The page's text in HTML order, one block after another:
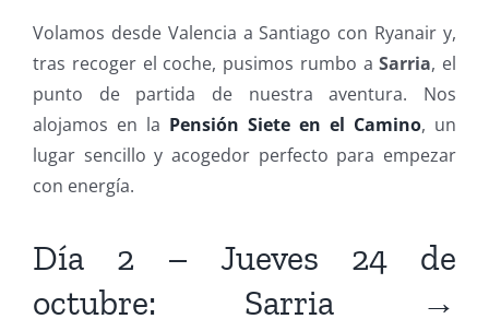
Volamos desde Valencia a Santiago con Ryanair y,
tras recoger el coche, pusimos rumbo aSarria, el
punto de partida de nuestra aventura. Nos
alojamos en la Pensión Siete en el Camino, un
lugar sencillo y acogedor perfecto para empezar
con energía.
Día 2 – Jueves 24 de
octubre: Sarria →